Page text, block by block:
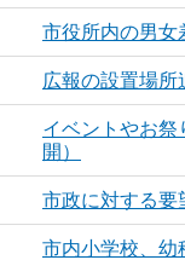
市役所内の男女
広報の設置場所
イベントやお祭
開）
市政に対する要
市内小学校、幼